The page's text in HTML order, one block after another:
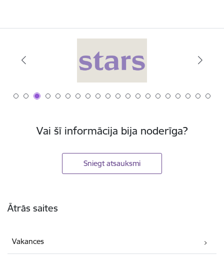
Vai šī informācija bija noderīga?
Sniegt atsauksmi
Ātrās saites
Vakances